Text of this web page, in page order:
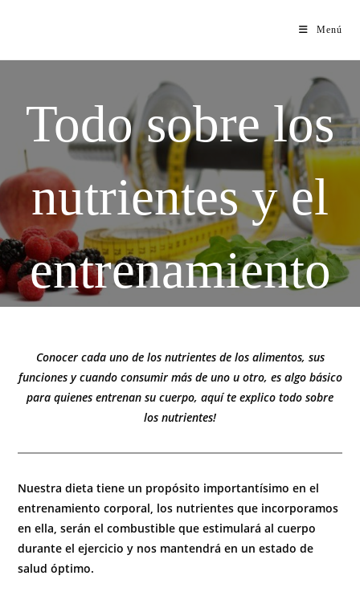
Menú
Todo sobre los
nutrientes y el
entrenamiento
Conocer cada uno de los nutrientes de los alimentos, sus
funciones y cuando consumir más de uno u otro, es algo básico
para quienes entrenan su cuerpo, aquí te explico todo sobre
los nutrientes!​
Nuestra dieta tiene un propósito importantísimo en el
entrenamiento corporal, los nutrientes que incorporamos
en ella, serán el combustible que estimulará al cuerpo
durante el ejercicio y nos mantendrá en un estado de
salud óptimo.